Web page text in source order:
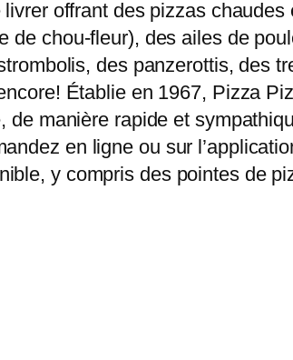
offrant des pizzas
chou-fleur), des ailes de
des panzerottis, des
Établie en 1967, Pizza
manière rapide et
en ligne ou sur
y compris des pointes de